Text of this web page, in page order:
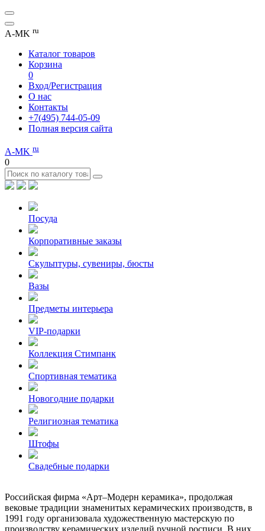
A-MK ru
Каталог товаров
Корзина
0
Вход/Регистрация
О нас
Контакты
+7(495) 744-05-09
Полная версия сайта
A-MK ru
0
Посуда
Корпоративные заказы
Скульптуры, сувениры, бюсты
Вазы
Предметы интерьера
VIP-подарки
Коллекция Стимпанк
Спортивная тематика
Новогодние подарки
Религиозная тематика
Штофы
Свадебные подарки
Российская фирма «Арт–Модерн керамика», продолжая
вековые традиции знаменитых керамических производств, в
1991 году организовала художественную мастерскую по
производству керамических изделий ручной росписи. В них